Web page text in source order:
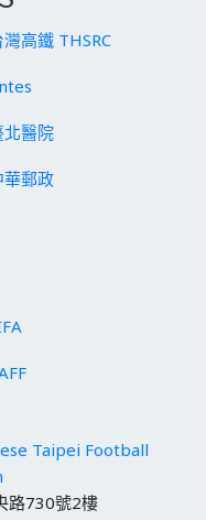
Taipei Football
路730號2樓